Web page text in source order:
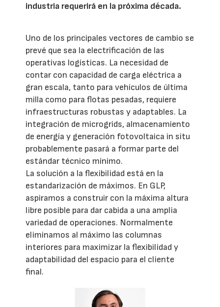
industria requerirá en la próxima década.
Uno de los principales vectores de cambio se
prevé que sea la electrificación de las
operativas logísticas. La necesidad de
contar con capacidad de carga eléctrica a
gran escala, tanto para vehículos de última
milla como para flotas pesadas, requiere
infraestructuras robustas y adaptables. La
integración de microgrids, almacenamiento
de energía y generación fotovoltaica in situ
probablemente pasará a formar parte del
estándar técnico mínimo.
La solución a la flexibilidad está en la
estandarización de máximos. En GLP,
aspiramos a construir con la máxima altura
libre posible para dar cabida a una amplia
variedad de operaciones. Normalmente
eliminamos al máximo las columnas
interiores para maximizar la flexibilidad y
adaptabilidad del espacio para el cliente
final.